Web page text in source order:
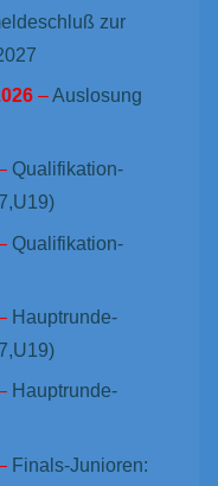
zur
–Auslosung
Qualifikation-
Qualifikation-
Hauptrunde-
Hauptrunde-
Finals-Junioren: